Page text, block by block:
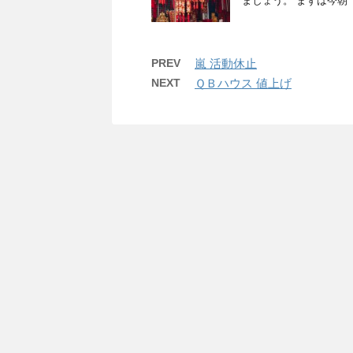
PREV 嵐 活動休止
NEXT ＱＢハウス 値上げ